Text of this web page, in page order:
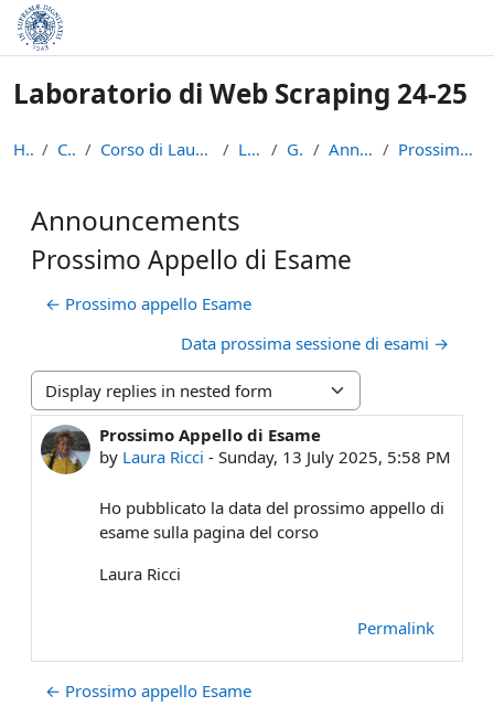
Skip to main content
Laboratorio di Web Scraping 24-25
Home Courses Corso di Laurea in Informatica (L-31) LWS2425 General Announcements Prossimo Appello di Esame
Announcements
Prossimo Appello di Esame
← Prossimo appello Esame
Data prossima sessione di esami →
Display mode
Prossimo Appello di Esame
by Laura Ricci - Sunday, 13 July 2025, 5:58 PM
Number of replies: 0
Ho pubblicato la data del prossimo appello di
esame sulla pagina del corso
Laura Ricci
Permalink
← Prossimo appello Esame